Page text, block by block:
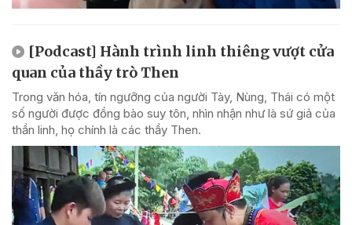
[Podcast] Hành trình linh thiêng vượt cửa
quan của thầy trò Then
Trong văn hóa, tín ngưỡng của người Tày, Nùng, Thái có một
số người được đồng bào suy tôn, nhìn nhận như là sứ giả của
thần linh, họ chính là các thầy Then.